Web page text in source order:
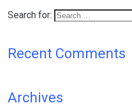
Search for:
Recent Comments
Archives